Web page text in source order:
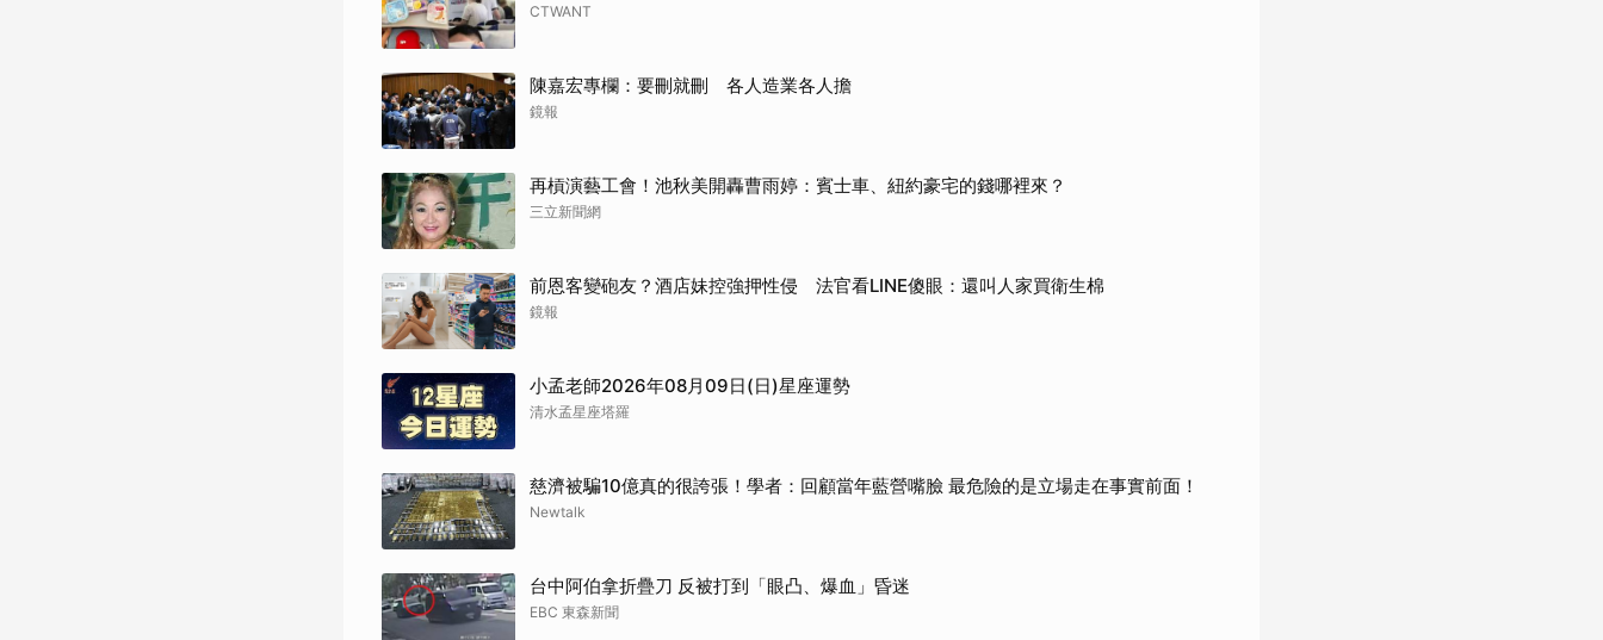
CTWANT
陳嘉宏專欄：要刪就刪 各人造業各人擔
鏡報
再槓演藝工會！池秋美開轟曹雨婷：賓士車、紐約豪宅的錢哪裡來？
三立新聞網
前恩客變砲友？酒店妹控強押性侵 法官看LINE傻眼：還叫人家買衛生棉
鏡報
小孟老師2026年08月09日(日)星座運勢
清水孟星座塔羅
慈濟被騙10億真的很誇張！學者：回顧當年藍營嘴臉 最危險的是立場走在事實前面！
Newtalk
台中阿伯拿折疊刀 反被打到「眼凸、爆血」昏迷
EBC 東森新聞